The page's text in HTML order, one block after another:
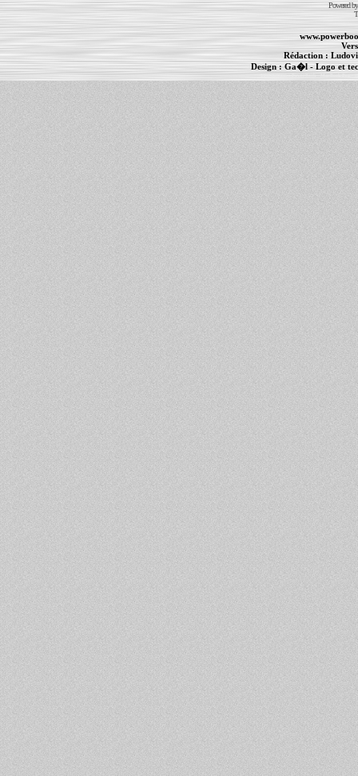
Powered
Rédaction :
Design : Ga�l- Logo et